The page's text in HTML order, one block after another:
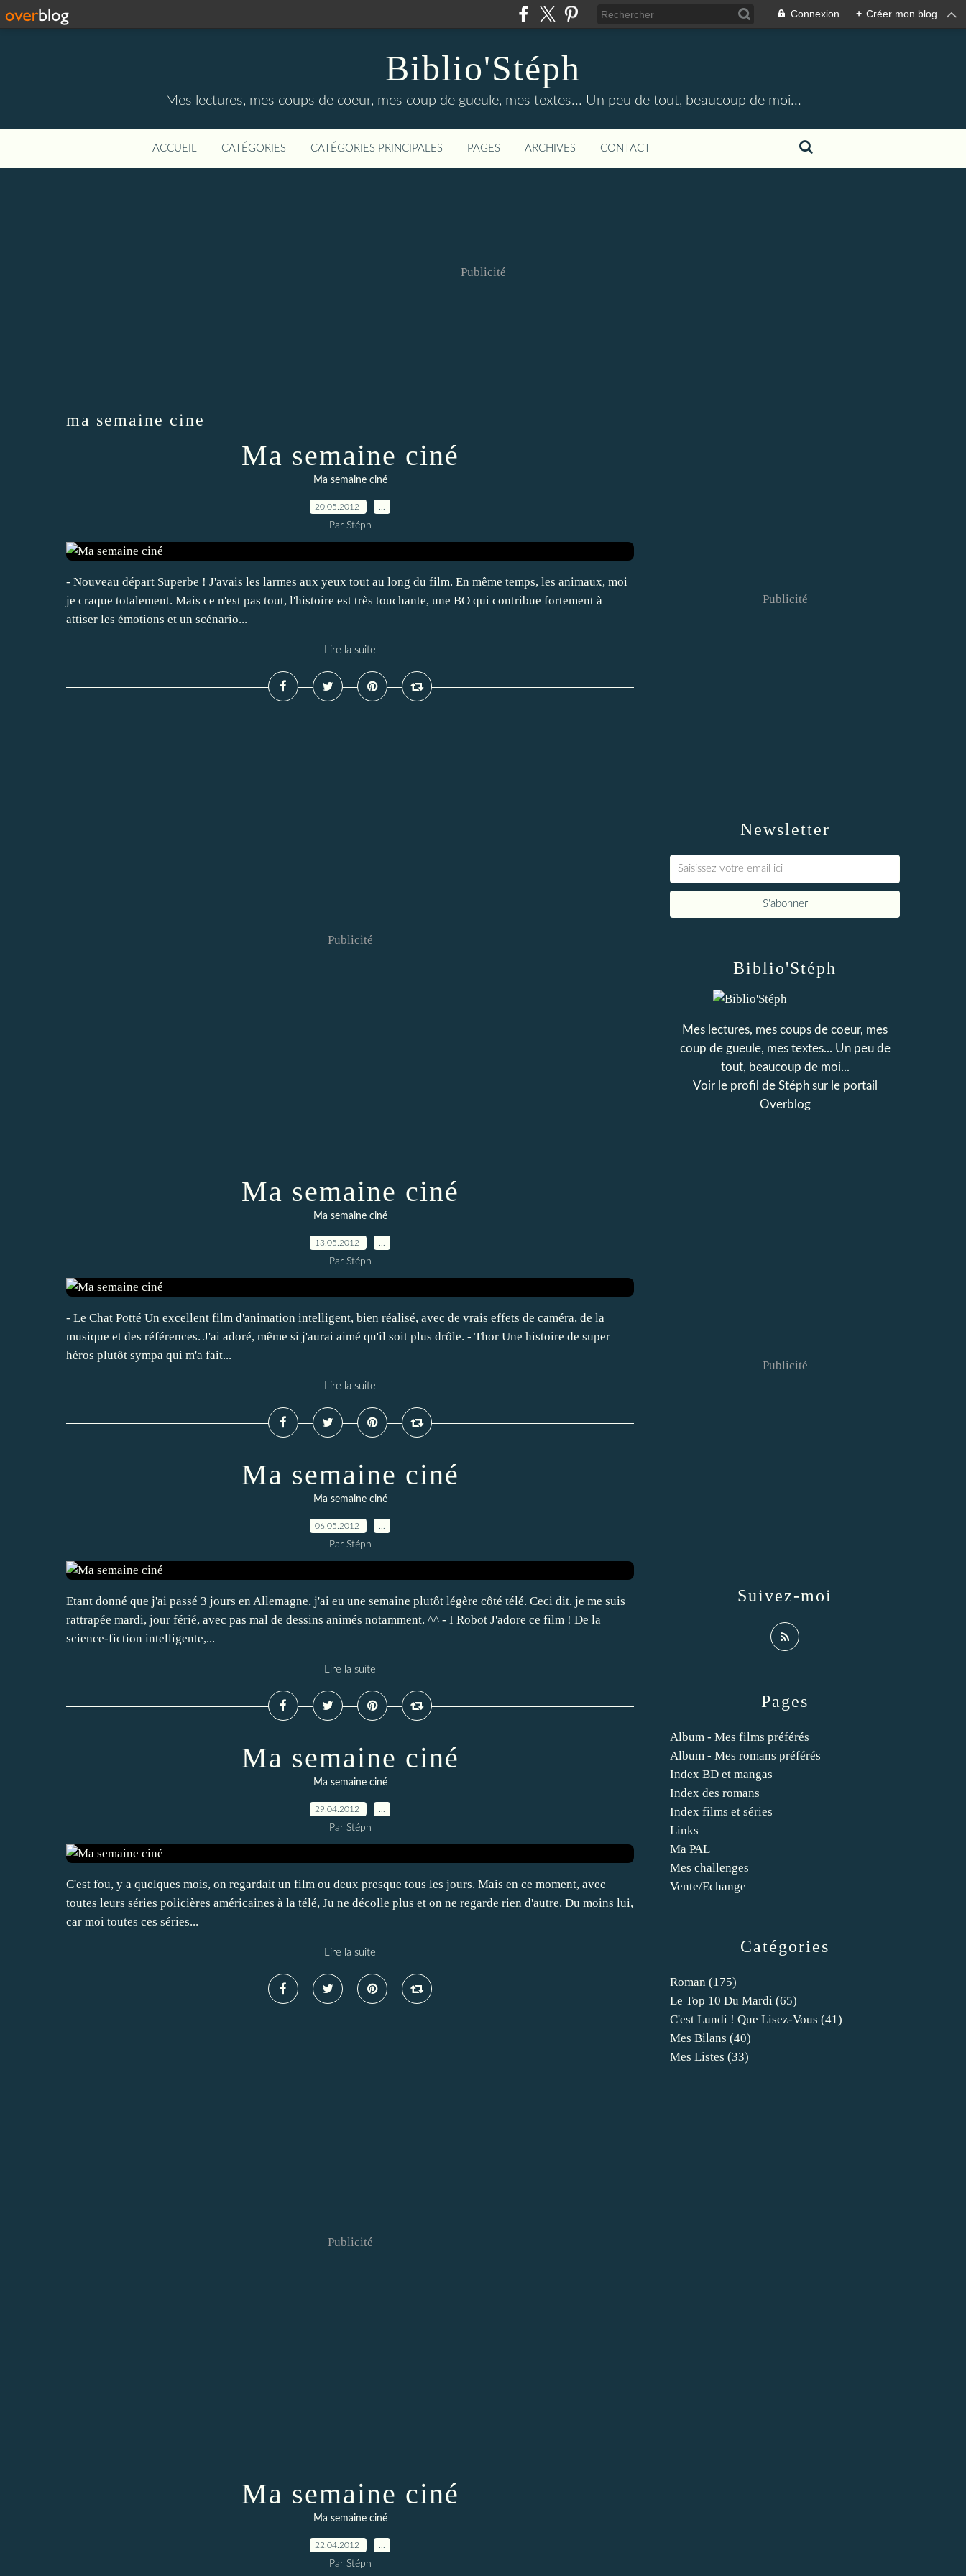
Connexion + Créer mon blog
Biblio'Stéph
Mes lectures, mes coups de coeur, mes coup de gueule, mes textes... Un peu de tout, beaucoup de moi...
ACCUEIL CATÉGORIES CATÉGORIES PRINCIPALES PAGES ARCHIVES CONTACT
Publicité
ma semaine cine
Ma semaine ciné
Ma semaine ciné
20.05.2012
Par Stéph
- Nouveau départ Superbe ! J'avais les larmes aux yeux tout au long du film. En même temps, les animaux, moi
je craque totalement. Mais ce n'est pas tout, l'histoire est très touchante, une BO qui contribue fortement à
attiser les émotions et un scénario...
Lire la suite
Publicité
Ma semaine ciné
Ma semaine ciné
13.05.2012
Par Stéph
- Le Chat Potté Un excellent film d'animation intelligent, bien réalisé, avec de vrais effets de caméra, de la
musique et des références. J'ai adoré, même si j'aurai aimé qu'il soit plus drôle. - Thor Une histoire de super
héros plutôt sympa qui m'a fait...
Lire la suite
Ma semaine ciné
Ma semaine ciné
06.05.2012
Par Stéph
Etant donné que j'ai passé 3 jours en Allemagne, j'ai eu une semaine plutôt légère côté télé. Ceci dit, je me suis
rattrapée mardi, jour férié, avec pas mal de dessins animés notamment. ^^ - I Robot J'adore ce film ! De la
science-fiction intelligente,...
Lire la suite
Ma semaine ciné
Ma semaine ciné
29.04.2012
Par Stéph
C'est fou, y a quelques mois, on regardait un film ou deux presque tous les jours. Mais en ce moment, avec
toutes leurs séries policières américaines à la télé, Ju ne décolle plus et on ne regarde rien d'autre. Du moins lui,
car moi toutes ces séries...
Lire la suite
Publicité
Ma semaine ciné
Ma semaine ciné
22.04.2012
Par Stéph
Newsletter
Publicité
Catégories
Roman (175)
Le Top 10 Du Mardi (65)
C'est Lundi ! Que Lisez-Vous (41)
Mes Bilans (40)
Mes Listes (33)
Pages
Album - Mes films préférés
Album - Mes romans préférés
Index BD et mangas
Index des romans
Index films et séries
Links
Ma PAL
Mes challenges
Vente/Echange
Biblio'Stéph
Mes lectures, mes coups de coeur, mes
coup de gueule, mes textes... Un peu de
tout, beaucoup de moi...
Voir le profil de Stéphsur le portail
Overblog
Suivez-moi
Publicité